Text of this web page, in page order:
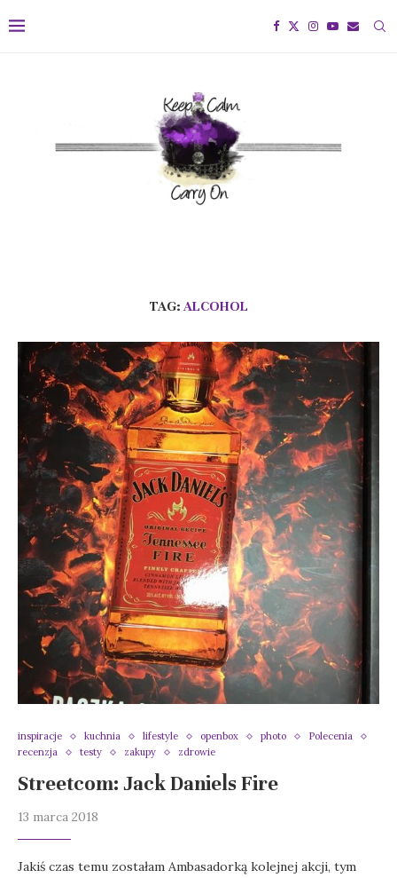
TAG:ALCOHOL
inspiracje kuchnia lifestyle openbox photo
Polecenia
recenzja
testy zakupy zdrowie
Streetcom: Jack Daniels Fire
13 marca 2018
Jakiś czas temu zostałam Ambasadorką kolejnej akcji, tym